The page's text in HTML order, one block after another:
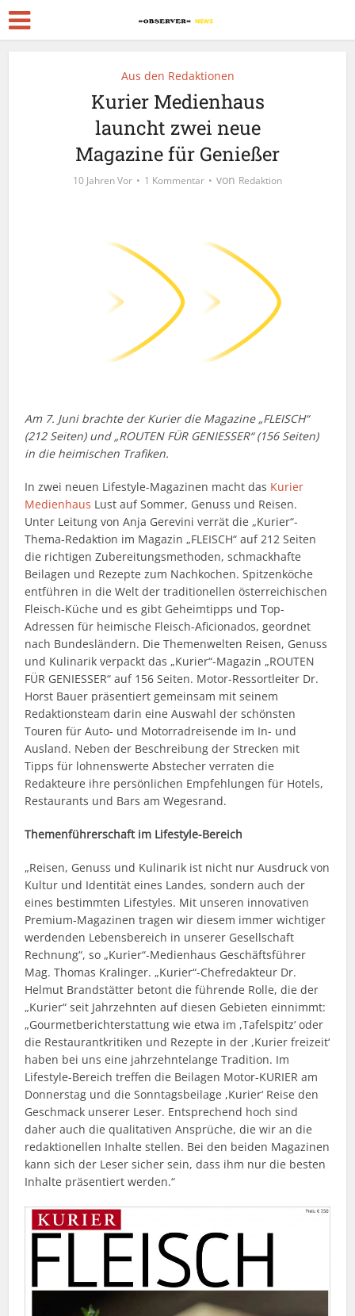
Aus den Redaktionen
Kurier Medienhaus
launcht zwei neue
Magazine für Genießer
10 Jahren Vor 1 Kommentar von Redaktion
Am 7. Juni brachte der Kurier die Magazine „FLEISCH“
(212 Seiten) und „ROUTEN FÜR GENIESSER“ (156 Seiten)
in die heimischen Trafiken.
In zwei neuen Lifestyle-Magazinen macht das Kurier
Medienhaus Lust auf Sommer, Genuss und Reisen.
Unter Leitung von Anja Gerevini verrät die „Kurier“-
Thema-Redaktion im Magazin „FLEISCH“ auf 212 Seiten
die richtigen Zubereitungsmethoden, schmackhafte
Beilagen und Rezepte zum Nachkochen. Spitzenköche
entführen in die Welt der traditionellen österreichischen
Fleisch-Küche und es gibt Geheimtipps und Top-
Adressen für heimische Fleisch-Aficionados, geordnet
nach Bundesländern. Die Themenwelten Reisen, Genuss
und Kulinarik verpackt das „Kurier“-Magazin „ROUTEN
FÜR GENIESSER“ auf 156 Seiten. Motor-Ressortleiter Dr.
Horst Bauer präsentiert gemeinsam mit seinem
Redaktionsteam darin eine Auswahl der schönsten
Touren für Auto- und Motorradreisende im In- und
Ausland. Neben der Beschreibung der Strecken mit
Tipps für lohnenswerte Abstecher verraten die
Redakteure ihre persönlichen Empfehlungen für Hotels,
Restaurants und Bars am Wegesrand.
Themenführerschaft im Lifestyle-Bereich
„Reisen, Genuss und Kulinarik ist nicht nur Ausdruck von
Kultur und Identität eines Landes, sondern auch der
eines bestimmten Lifestyles. Mit unseren innovativen
Premium-Magazinen tragen wir diesem immer wichtiger
werdenden Lebensbereich in unserer Gesellschaft
Rechnung“, so „Kurier“-Medienhaus Geschäftsführer
Mag. Thomas Kralinger. „Kurier“-Chefredakteur Dr.
Helmut Brandstätter betont die führende Rolle, die der
„Kurier“ seit Jahrzehnten auf diesen Gebieten einnimmt:
„Gourmetberichterstattung wie etwa im ,Tafelspitz‘ oder
die Restaurantkritiken und Rezepte in der ,Kurier freizeit‘
haben bei uns eine jahrzehntelange Tradition. Im
Lifestyle-Bereich treffen die Beilagen Motor-KURIER am
Donnerstag und die Sonntagsbeilage ,Kurier‘ Reise den
Geschmack unserer Leser. Entsprechend hoch sind
daher auch die qualitativen Ansprüche, die wir an die
redaktionellen Inhalte stellen. Bei den beiden Magazinen
kann sich der Leser sicher sein, dass ihm nur die besten
Inhalte präsentiert werden.“